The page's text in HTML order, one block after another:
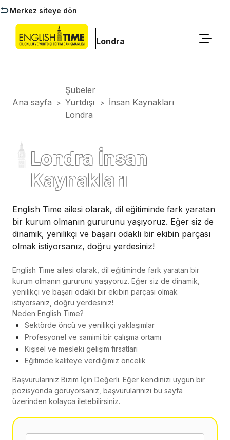
Merkez siteye dön
Londra
Ana sayfa >
Şubeler
Yurtdışı
Londra
> İnsan Kaynakları
Londra İnsan
Kaynakları
English Time ailesi olarak, dil eğitiminde fark yaratan
bir kurum olmanın gururunu yaşıyoruz. Eğer siz de
dinamik, yenilikçi ve başarı odaklı bir ekibin parçası
olmak istiyorsanız, doğru yerdesiniz!
English Time ailesi olarak, dil eğitiminde fark yaratan bir
kurum olmanın gururunu yaşıyoruz. Eğer siz de dinamik,
yenilikçi ve başarı odaklı bir ekibin parçası olmak
istiyorsanız, doğru yerdesiniz!
Neden English Time?
Sektörde öncü ve yenilikçi yaklaşımlar
Profesyonel ve samimi bir çalışma ortamı
Kişisel ve mesleki gelişim fırsatları
Eğitimde kaliteye verdiğimiz öncelik
Başvurularınız Bizim İçin Değerli. Eğer kendinizi uygun bir
pozisyonda görüyorsanız, başvurularınızı bu sayfa
üzerinden kolayca iletebilirsiniz.